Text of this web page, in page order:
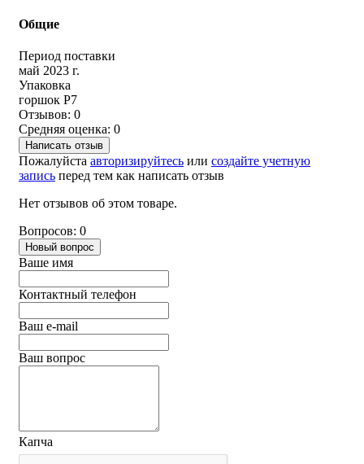
Общие
Период поставки
май 2023 г.
Упаковка
горшок Р7
Отзывов: 0
Средняя оценка: 0
Написать отзыв
Пожалуйста авторизируйтесь или создайте учетную
запись перед тем как написать отзыв
Нет отзывов об этом товаре.
Вопросов: 0
Новый вопрос
Ваше имя
Контактный телефон
Ваш e-mail
Ваш вопрос
Капча